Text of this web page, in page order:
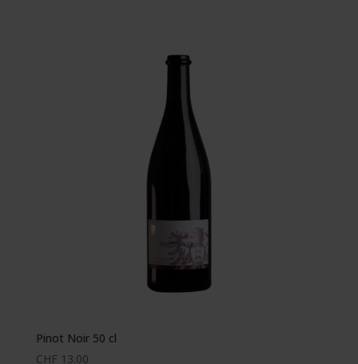
Pinot Noir 50 cl
CHF 13.00